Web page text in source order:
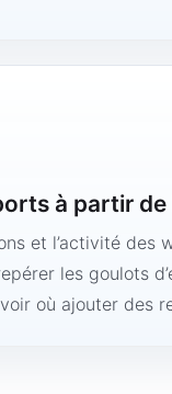
à partir
et l’activité
les goulots
où ajouter des